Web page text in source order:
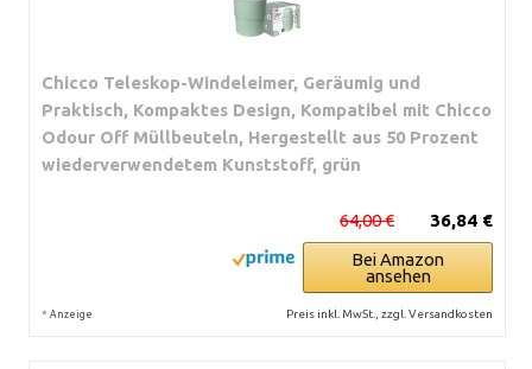
Chicco Teleskop-Windeleimer, Geräumig und
Praktisch, Kompaktes Design, Kompatibel mit Chicco
Odour Off Müllbeuteln, Hergestellt aus 50 Prozent
wiederverwendetem Kunststoff, grün
36,84 €
64,00 €
Bei Amazon
ansehen
* Anzeige Preis inkl. MwSt., zzgl. Versandkosten